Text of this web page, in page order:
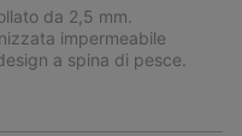
da 2,5 mm.
impermeabile
a spina di pesce.